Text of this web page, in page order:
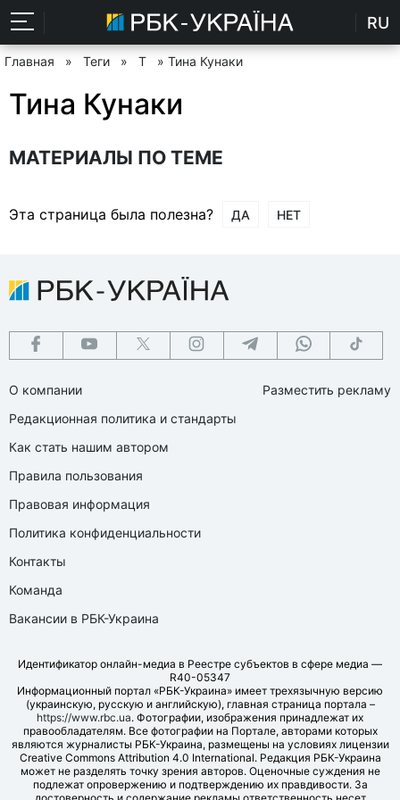
RU
Главная » Теги » Т » Тина Кунаки
Тина Кунаки
МАТЕРИАЛЫ ПО ТЕМЕ
Эта страница была полезна? ДА НЕТ
О компании
Редакционная политика и стандарты
Как стать нашим автором
Правила пользования
Правовая информация
Политика конфиденциальности
Контакты
Команда
Вакансии в РБК-Украина
Разместить рекламу
Идентификатор онлайн-медиа в Реестре субъектов в сфере медиа —
R40-05347
Информационный портал «РБК-Украина» имеет трехязычную версию
(украинскую, русскую и английскую), главная страница портала –
https://www.rbc.ua. Фотографии, изображения принадлежат их
правообладателям. Все фотографии на Портале, авторами которых
являются журналисты РБК-Украина, размещены на условиях лицензии
Creative Commons Attribution 4.0 International. Редакция РБК-Украина
может не разделять точку зрения авторов. Оценочные суждения не
подлежат опровержению и подтверждению их правдивости. За